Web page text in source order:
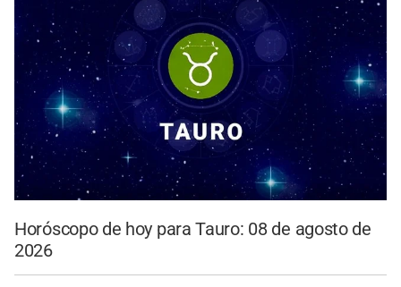
Horóscopo de hoy para Tauro: 08 de agosto de
2026